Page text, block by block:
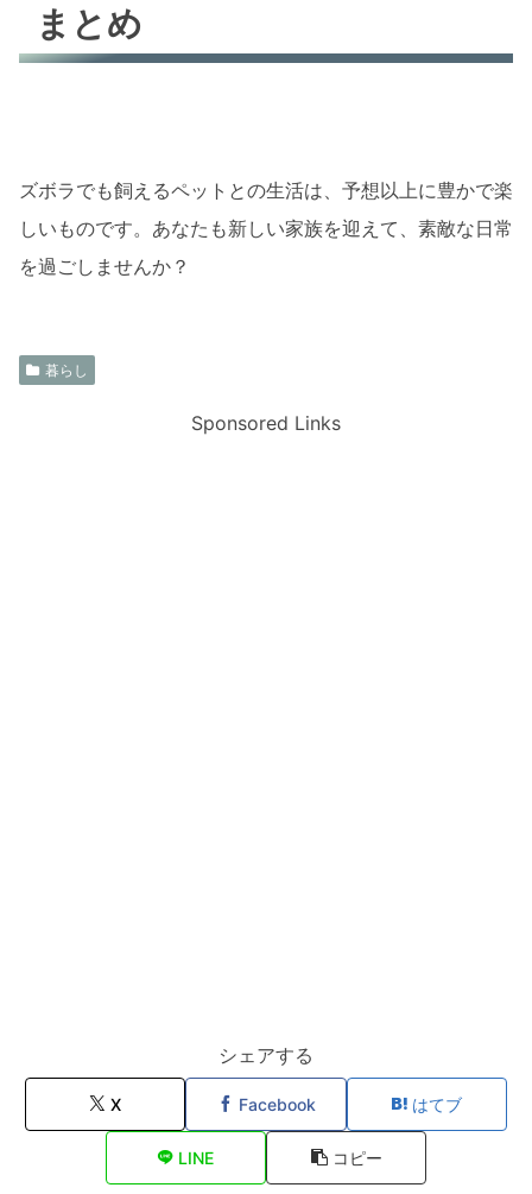
まとめ
ズボラでも飼えるペットとの生活は、予想以上に豊かで楽
しいものです。あなたも新しい家族を迎えて、素敵な日常
を過ごしませんか？
暮らし
Sponsored Links
シェアする
X Facebook はてブ
LINE コピー